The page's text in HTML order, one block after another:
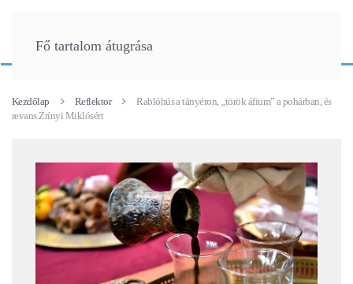
Fő tartalom átugrása
Kezdőlap Reflektor
Rablóhús a tányéron, „török áfium” a pohárban, és
revans Zrínyi Miklósért